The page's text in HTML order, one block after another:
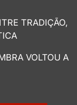
TRADIÇÃO,
VOLTOU A